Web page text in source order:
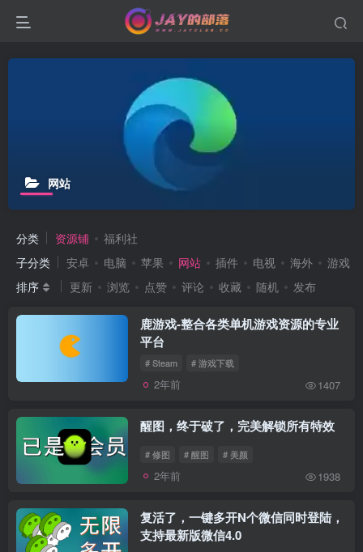
网站
分类 资源铺
福利社
子分类
安卓 电脑 苹果 网站 插件 电视 海外
游戏
排序
更新 浏览 点赞 评论 收藏 随机 发布
鹿游戏-整合各类单机游戏资源的专业
平台
# Steam # 游戏下载
2年前 1407
醒图，终于破了，完美解锁所有特效
# 修图 # 醒图 # 美颜
2年前 1938
复活了，一键多开N个微信同时登陆，
支持最新版微信4.0